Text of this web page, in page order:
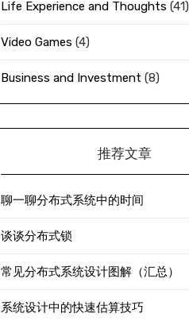
Life Experience and Thoughts (41)
Video Games (4)
Business and Investment (8)
推荐文章
聊一聊分布式系统中的时间
谈谈分布式锁
常见分布式系统设计图解（汇总）
系统设计中的快速估算技巧